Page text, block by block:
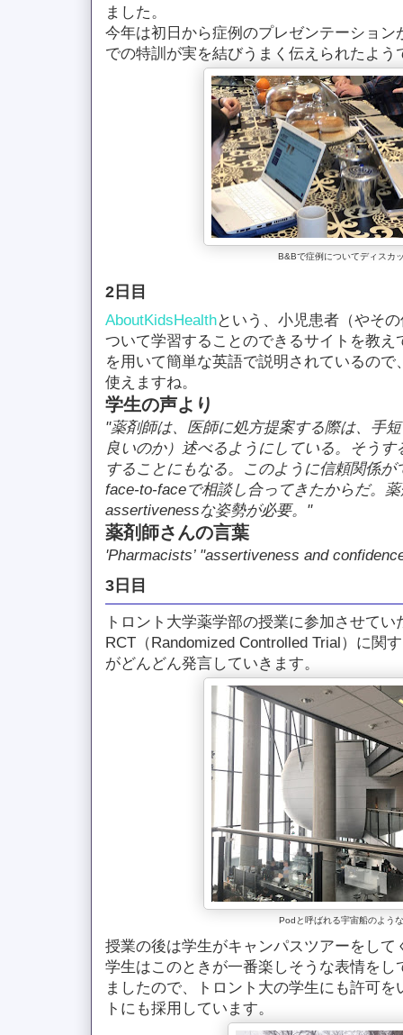
ました。
今年は初日から症例のプレゼンテーショ
での特訓が実を結びうまく伝えられたよう
B&Bで症例についてディスカ
2日目
AboutKidsHealthという、小児患者（やそ
ついて学習することのできるサイトを教
を用いて簡単な英語で説明されているの
使えますね。
学生の声より
"薬剤師は、医師に処方提案する際は、手
良いのか）述べるようにしている。そう
することにもなる。このように信頼関係
face-to-faceで相談し合ってきたからだ。
assertivenessな姿勢が必要。"
薬剤師さんの言葉
'Pharmacists’ "assertiveness and
3日目
トロント大学薬学部の授業に参加させてい
RCT（Randomized Controlled Trial）に関
がどんどん発言していきます。
Podと呼ばれる宇宙船のよう
授業の後は学生がキャンパスツアーをし
学生はこのときが一番楽しそうな表情を
ましたので、トロント大の学生にも許可
トにも採用しています。